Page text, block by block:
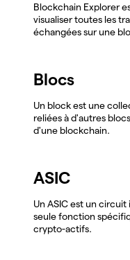
Blockchain Explorer
visualiser toutes les
échangées sur une
Blocs
Un block est une
reliées à d'autres
d'une blockchain.
ASIC
Un ASIC est un
seule fonction
crypto-actifs.